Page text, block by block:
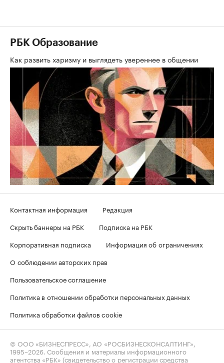
РБК Образование
Как развить харизму и выглядеть увереннее в общении
Контактная информация
Редакция
Скрыть баннеры на РБК
Подписка на РБК
Корпоративная подписка
Информация об ограничениях
О соблюдении авторских прав
Пользовательское соглашение
Политика в отношении обработки персональных данных
Политика обработки файлов cookie
© ООО «БИЗНЕСПРЕСС», АО «РОСБИЗНЕСКОНСАЛТИНГ»,
1995–2026 . Сообщения и материалы информационного
агентства «РБК» (свидетельство о регистрации средства